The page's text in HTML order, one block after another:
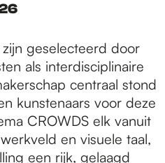
geselecteerd door
als interdisciplinaire
centraal stond
kunstenaars voor deze
CROWDS elk vanuit
en visuele taal,
een rijk, gelaagd